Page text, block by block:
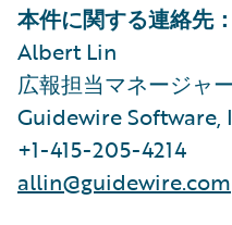
本件に関する連絡先：
Albert Lin
広報担当マネージャ
Guidewire Software,
+1-415-205-4214
allin@guidewire.com